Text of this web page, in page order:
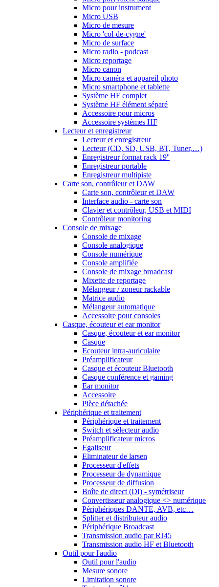
Micro pour instrument
Micro USB
Micro de mesure
Micro 'col-de-cygne'
Micro de surface
Micro radio - podcast
Micro reportage
Micro canon
Micro caméra et appareil photo
Micro smartphone et tablette
Système HF complet
Système HF élément séparé
Accessoire pour micros
Accessoire systèmes HF
Lecteur et enregistreur
Lecteur et enregistreur
Lecteur (CD, SD, USB, BT, Tuner,…)
Enregistreur format rack 19''
Enregistreur portable
Enregistreur multipiste
Carte son, contrôleur et DAW
Carte son, contrôleur et DAW
Interface audio - carte son
Clavier et contrôleur, USB et MIDI
Contrôleur monitoring
Console de mixage
Console de mixage
Console analogique
Console numérique
Console amplifiée
Console de mixage broadcast
Mixette de reportage
Mélangeur / zoneur rackable
Matrice audio
Mélangeur automatique
Accessoire pour consoles
Casque, écouteur et ear monitor
Casque, écouteur et ear monitor
Casque
Ecouteur intra-auriculaire
Préamplificateur
Casque et écouteur Bluetooth
Casque conférence et gaming
Ear monitor
Accessoire
Pièce détachée
Périphérique et traitement
Périphérique et traitement
Switch et sélecteur audio
Préamplificateur micros
Egaliseur
Eliminateur de larsen
Processeur d'effets
Processeur de dynamique
Processeur de diffusion
Boîte de direct (DI) - symétriseur
Convertisseur analogique <> numérique
Périphériques DANTE, AVB, etc…
Splitter et distributeur audio
Périphérique Broadcast
Transmission audio par RJ45
Transmission audio HF et Bluetooth
Outil pour l'audio
Outil pour l'audio
Mesure sonore
Limitation sonore